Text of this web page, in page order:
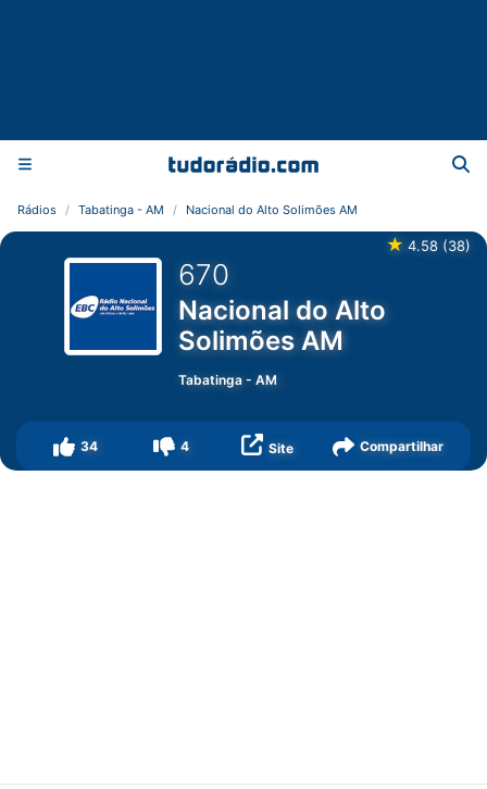
Rádios Tabatinga - AM Nacional do Alto Solimões AM
★ 4.58 (38)
670
Nacional do Alto
Solimões AM
Tabatinga -AM
34 4 Site Compartilhar